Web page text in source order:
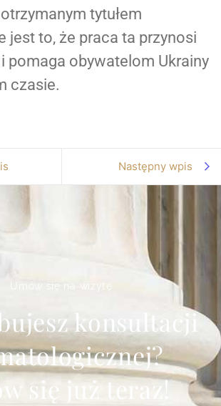
tytułem
jest to, że praca ta przynosi
pomaga obywatelom Ukrainy
czasie.
Następny wpis
Umów się na wizytę
konsultacji
się już teraz!